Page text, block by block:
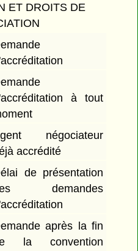
ET DROITS DE
à tout
négociateur
accrédité
de présentation
demandes
après la fin
la convention